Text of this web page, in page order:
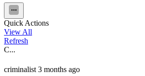
Quick Actions
View All
Refresh
C...
criminalist 3 months ago